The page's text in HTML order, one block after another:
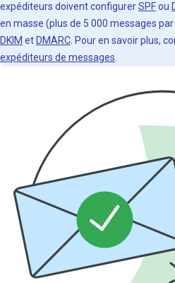
expéditeurs doivent configurerSPFou
en masse (plus de 5 000 messages
DKIM et DMARC . Pour en savoir plus,
expéditeurs de messages